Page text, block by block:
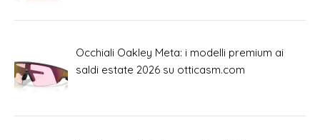
Occhiali Oakley Meta: i modelli premium ai
saldi estate 2026 su otticasm.com